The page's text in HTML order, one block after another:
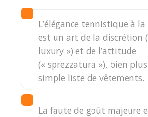
L’élégance tennistique à
est un art de la discrétion
luxury ») et de l’attitude
(« sprezzatura »), bien plus
simple liste de vêtements.
La faute de goût majeure